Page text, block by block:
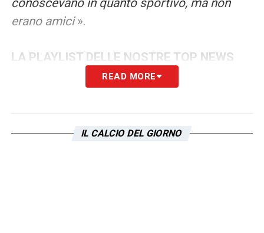
conoscevano in quanto sportivo, ma non
erano amici».
LA PLAYLIST DELLE NOSTRE TOP NEWS
READ MORE
IL CALCIO DEL GIORNO